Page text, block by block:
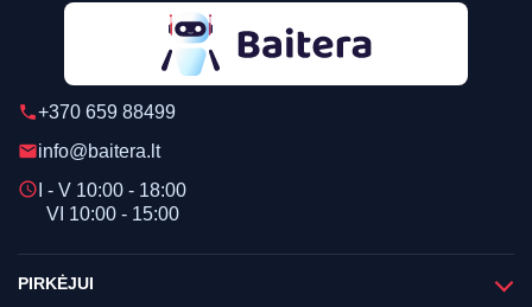
phone+370 659 88499
emailinfo@baitera.lt
schedule I - V 10:00 - 18:00
VI 10:00 - 15:00
PIRKĖJUI